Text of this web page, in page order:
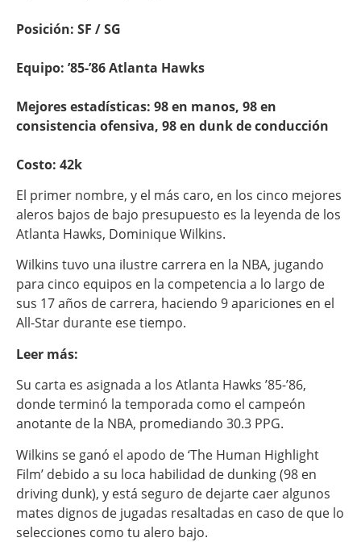
Posición: SF / SG
Equipo: ’85-’86 Atlanta Hawks
Mejores estadísticas: 98 en manos, 98 en
consistencia ofensiva, 98 en dunk de conducción
Costo: 42k
El primer nombre, y el más caro, en los cinco mejores
aleros bajos de bajo presupuesto es la leyenda de los
Atlanta Hawks, Dominique Wilkins.
Wilkins tuvo una ilustre carrera en la NBA, jugando
para cinco equipos en la competencia a lo largo de
sus 17 años de carrera, haciendo 9 apariciones en el
All-Star durante ese tiempo.
Leer más:
Su carta es asignada a los Atlanta Hawks ’85-’86,
donde terminó la temporada como el campeón
anotante de la NBA, promediando 30.3 PPG.
Wilkins se ganó el apodo de ‘The Human Highlight
Film’ debido a su loca habilidad de dunking (98 en
driving dunk), y está seguro de dejarte caer algunos
mates dignos de jugadas resaltadas en caso de que lo
selecciones como tu alero bajo.